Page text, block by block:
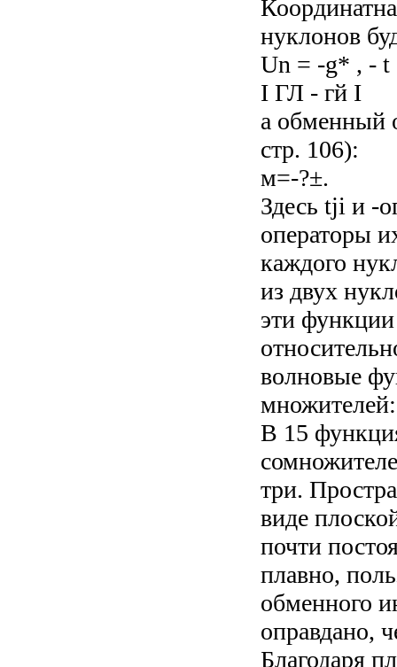
нуклонов
Un = -g* , - t
I ГЛ - гй I
а обменный
стр. 106):
м=-?±.
Здесь tji и -
операторы
каждого
из двух
эти
волновые
множителей:
В 15
три.
виде
почти
плавно,
обменного
оправдано,
Благодаря